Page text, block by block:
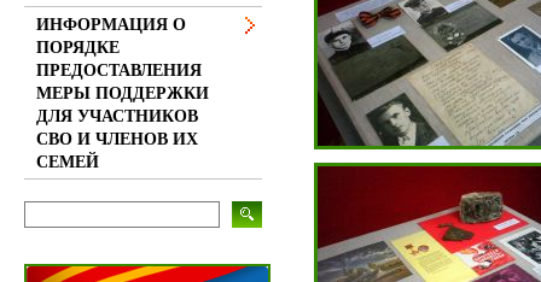
ИНФОРМАЦИЯ О
ПОРЯДКЕ
ПРЕДОСТАВЛЕНИЯ
МЕРЫ ПОДДЕРЖКИ
ДЛЯ УЧАСТНИКОВ
СВО И ЧЛЕНОВ ИХ
СЕМЕЙ